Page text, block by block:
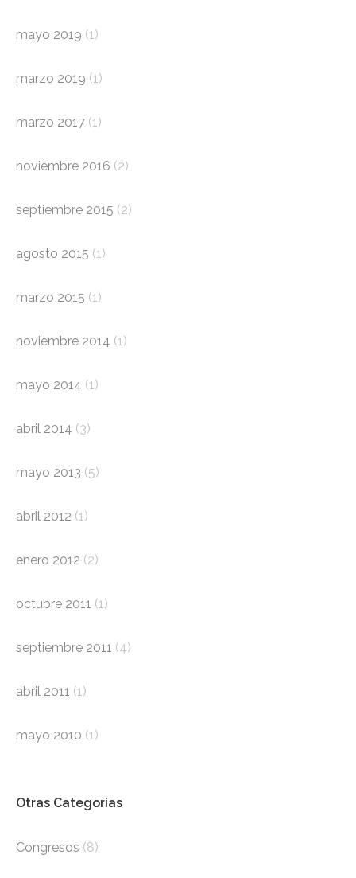
mayo 2019 (1)
marzo 2019 (1)
marzo 2017 (1)
noviembre 2016 (2)
septiembre 2015 (2)
agosto 2015 (1)
marzo 2015 (1)
noviembre 2014 (1)
mayo 2014 (1)
abril 2014 (3)
mayo 2013 (5)
abril 2012 (1)
enero 2012 (2)
octubre 2011 (1)
septiembre 2011 (4)
abril 2011 (1)
mayo 2010 (1)
Otras Categorías
Congresos (8)